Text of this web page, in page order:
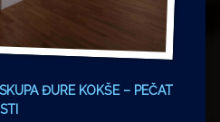
ĐURE KOKŠE – PEČAT